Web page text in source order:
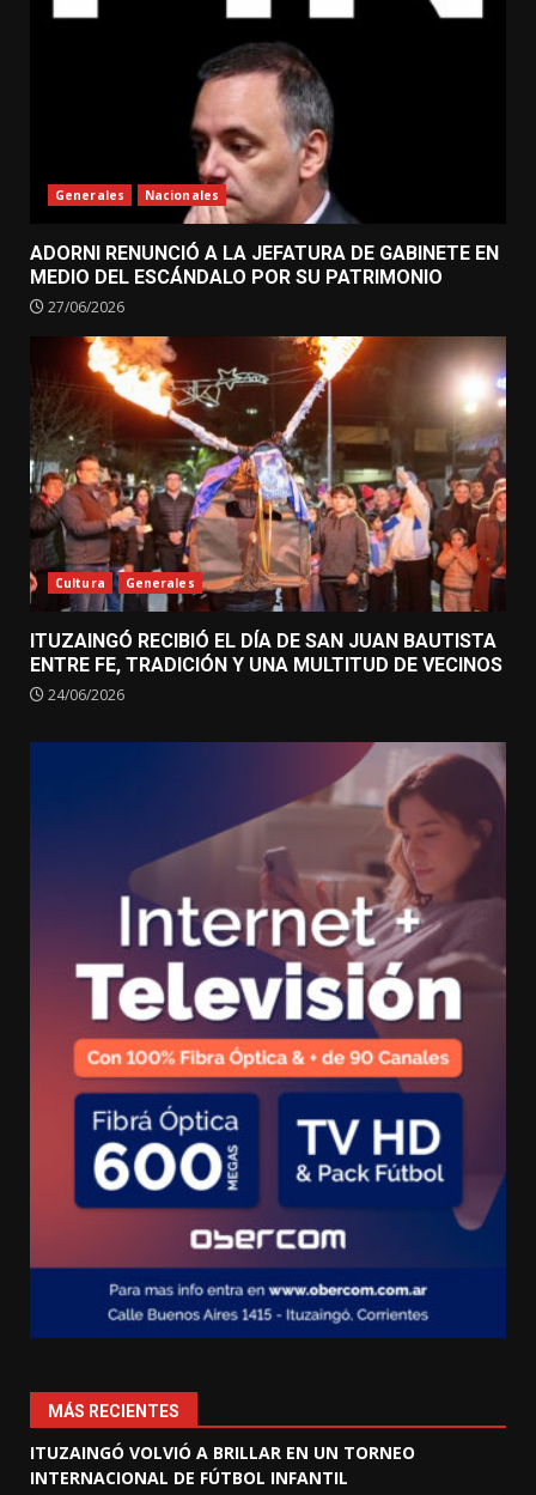
Generales Nacionales
ADORNI RENUNCIÓ A LA JEFATURA DE GABINETE EN
MEDIO DEL ESCÁNDALO POR SU PATRIMONIO
27/06/2026
Cultura Generales
ITUZAINGÓ RECIBIÓ EL DÍA DE SAN JUAN BAUTISTA
ENTRE FE, TRADICIÓN Y UNA MULTITUD DE VECINOS
24/06/2026
MÁS RECIENTES
ITUZAINGÓ VOLVIÓ A BRILLAR EN UN TORNEO
INTERNACIONAL DE FÚTBOL INFANTIL